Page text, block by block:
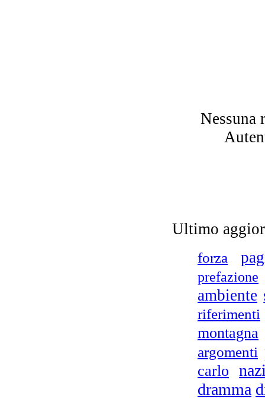
Il
Nessuna
Ultimo
forza
prefazione
ambiente
riferimenti
montagna
argomenti
carlo
dramma